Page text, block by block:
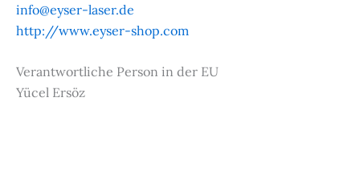
info@eyser-laser.de
http://www.eyser-shop.com
Verantwortliche Person in der EU
Yücel Ersöz